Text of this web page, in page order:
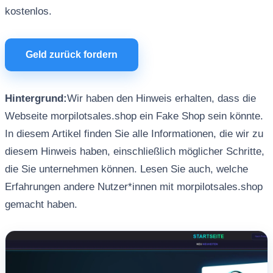
kostenlos.
Geld zurück fordern
Hintergrund:Wir haben den Hinweis erhalten, dass die
Webseite morpilotsales.shop ein Fake Shop sein könnte.
In diesem Artikel finden Sie alle Informationen, die wir zu
diesem Hinweis haben, einschließlich möglicher Schritte,
die Sie unternehmen können. Lesen Sie auch, welche
Erfahrungen andere Nutzer*innen mit morpilotsales.shop
gemacht haben.